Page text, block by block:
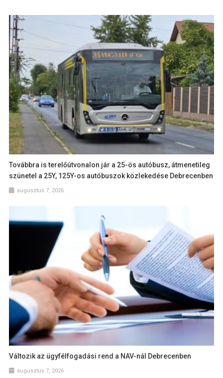
Továbbra is terelőútvonalon jár a 25-ös autóbusz, átmenetileg
szünetel a 25Y, 125Y-os autóbuszok közlekedése Debrecenben
augusztus 7, 2026
Változik az ügyfélfogadási rend a NAV-nál Debrecenben
augusztus 7, 2026